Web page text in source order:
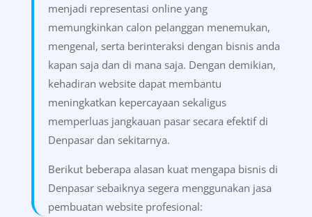
menjadi representasi online yang
memungkinkan calon pelanggan menemukan,
mengenal, serta berinteraksi dengan bisnis anda
kapan saja dan di mana saja. Dengan demikian,
kehadiran website dapat membantu
meningkatkan kepercayaan sekaligus
memperluas jangkauan pasar secara efektif di
Denpasar dan sekitarnya.
Berikut beberapa alasan kuat mengapa bisnis di
Denpasar sebaiknya segera menggunakan jasa
pembuatan website profesional: